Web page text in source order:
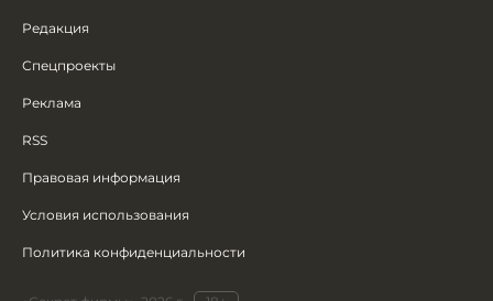
Редакция
Спецпроекты
Реклама
RSS
Правовая информация
Условия использования
Политика конфиденциальности